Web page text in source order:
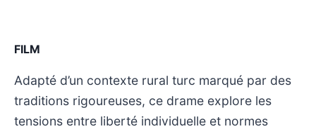
FILM
Adapté d’un contexte rural turc marqué par des
traditions rigoureuses, ce drame explore les
tensions entre liberté individuelle et normes